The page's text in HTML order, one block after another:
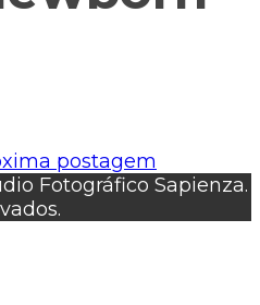
postagem
Fotográfico Sapienza.